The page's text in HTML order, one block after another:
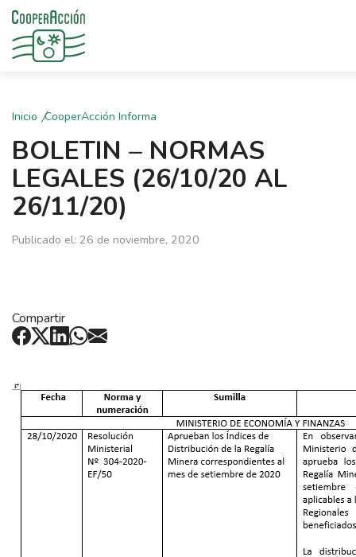
Inicio CooperAcción Informa
BOLETIN – NORMAS
LEGALES (26/10/20 AL
26/11/20)
Publicado el: 26 de noviembre, 2020
Compartir